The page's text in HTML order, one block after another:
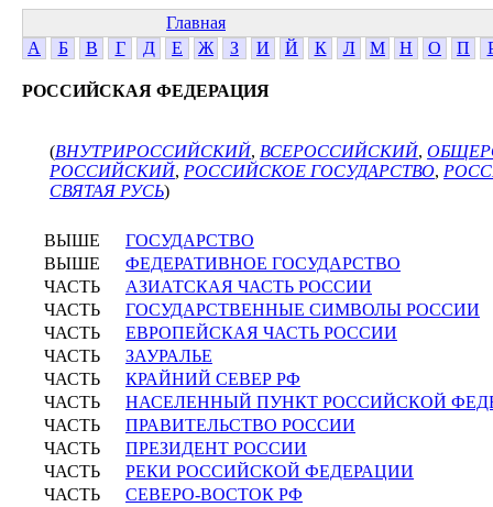
Главная
А
Б В Г Д Е Ж З И Й К Л М Н О П
РОССИЙСКАЯ ФЕДЕРАЦИЯ
(ВНУТРИРОССИЙСКИЙ, ВСЕРОССИЙСКИЙ,
РОССИЙСКИЙ, РОССИЙСКОЕ ГОСУДАРСТВО,
СВЯТАЯ РУСЬ)
ВЫШЕ
ГОСУДАРСТВО
ВЫШЕ
ФЕДЕРАТИВНОЕ ГОСУДАРСТВО
ЧАСТЬ
АЗИАТСКАЯ ЧАСТЬ РОССИИ
ЧАСТЬ
ГОСУДАРСТВЕННЫЕ СИМВОЛЫ РОССИИ
ЧАСТЬ
ЕВРОПЕЙСКАЯ ЧАСТЬ РОССИИ
ЧАСТЬ
ЗАУРАЛЬЕ
ЧАСТЬ
КРАЙНИЙ СЕВЕР РФ
ЧАСТЬ
НАСЕЛЕННЫЙ ПУНКТ РОССИЙСКОЙ
ЧАСТЬ
ПРАВИТЕЛЬСТВО РОССИИ
ЧАСТЬ
ПРЕЗИДЕНТ РОССИИ
ЧАСТЬ
РЕКИ РОССИЙСКОЙ ФЕДЕРАЦИИ
ЧАСТЬ
СЕВЕРО-ВОСТОК РФ